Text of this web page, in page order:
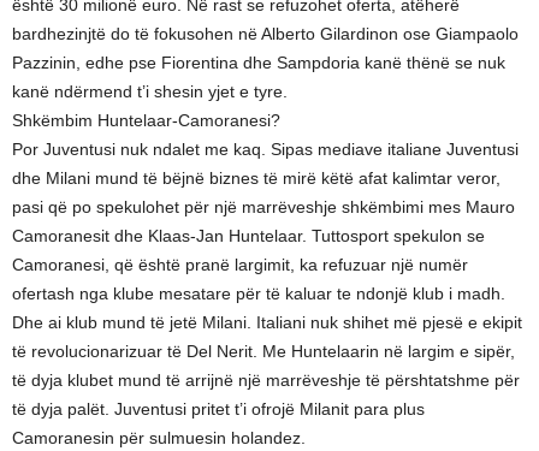
është 30 milionë euro. Në rast se refuzohet oferta, atëherë
bardhezinjtë do të fokusohen në Alberto Gilardinon ose Giampaolo
Pazzinin, edhe pse Fiorentina dhe Sampdoria kanë thënë se nuk
kanë ndërmend t’i shesin yjet e tyre.
Shkëmbim Huntelaar-Camoranesi?
Por Juventusi nuk ndalet me kaq. Sipas mediave italiane Juventusi
dhe Milani mund të bëjnë biznes të mirë këtë afat kalimtar veror,
pasi që po spekulohet për një marrëveshje shkëmbimi mes Mauro
Camoranesit dhe Klaas-Jan Huntelaar. Tuttosport spekulon se
Camoranesi, që është pranë largimit, ka refuzuar një numër
ofertash nga klube mesatare për të kaluar te ndonjë klub i madh.
Dhe ai klub mund të jetë Milani. Italiani nuk shihet më pjesë e ekipit
të revolucionarizuar të Del Nerit. Me Huntelaarin në largim e sipër,
të dyja klubet mund të arrijnë një marrëveshje të përshtatshme për
të dyja palët. Juventusi pritet t’i ofrojë Milanit para plus
Camoranesin për sulmuesin holandez.